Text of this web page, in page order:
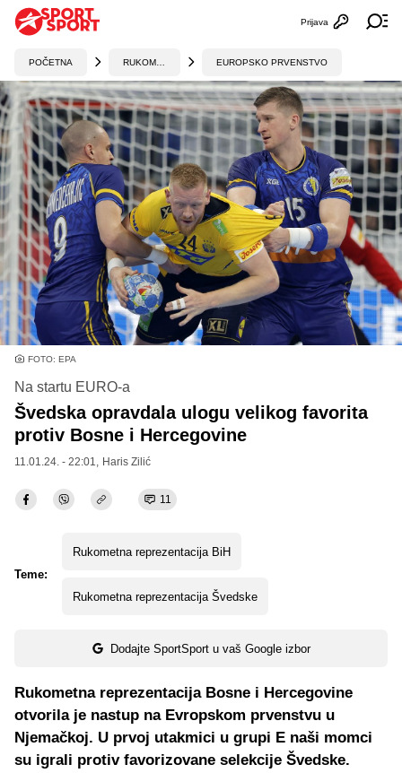
Otvori
Prijava
POČETNA EUROPSKO PRVENSTVO
FOTO: EPA
Na startu EURO-a
Švedska opravdala ulogu velikog favorita
protiv Bosne i Hercegovine
11.01.24. - 22:01, Haris Zilić
11
Teme:
Rukometna reprezentacija BiH
Rukometna reprezentacija Švedske
Dodajte SportSport u vaš Google izbor
Rukometna reprezentacija Bosne i Hercegovine
otvorila je nastup na Evropskom prvenstvu u
Njemačkoj. U prvoj utakmici u grupi E naši momci
su igrali protiv favorizovane selekcije Švedske.